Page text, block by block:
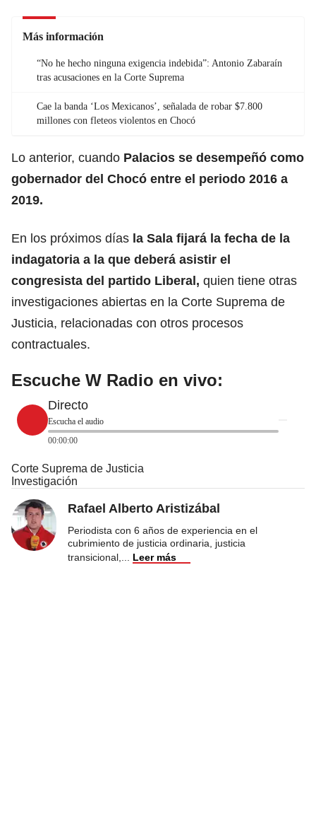
Más información
“No he hecho ninguna exigencia indebida”: Antonio Zabaraín
tras acusaciones en la Corte Suprema
Cae la banda ‘Los Mexicanos’, señalada de robar $7.800
millones con fleteos violentos en Chocó
Lo anterior, cuando Palacios se desempeñó como
gobernador del Chocó entre el periodo 2016 a
2019.
En los próximos días la Sala fijará la fecha de la
indagatoria a la que deberá asistir el
congresista del partido Liberal, quien tiene otras
investigaciones abiertas en la Corte Suprema de
Justicia, relacionadas con otros procesos
contractuales.
Escuche W Radio en vivo:
Directo
Escucha el audio
00:00:00
Corte Suprema de Justicia
Investigación
Rafael Alberto Aristizábal
Periodista con 6 años de experiencia en el
cubrimiento de justicia ordinaria, justicia
transicional,
Leer más